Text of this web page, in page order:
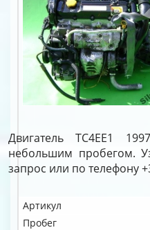
Двигатель TC4EE1
небольшим пробегом.
запрос или по телефону
Артикул
Пробег